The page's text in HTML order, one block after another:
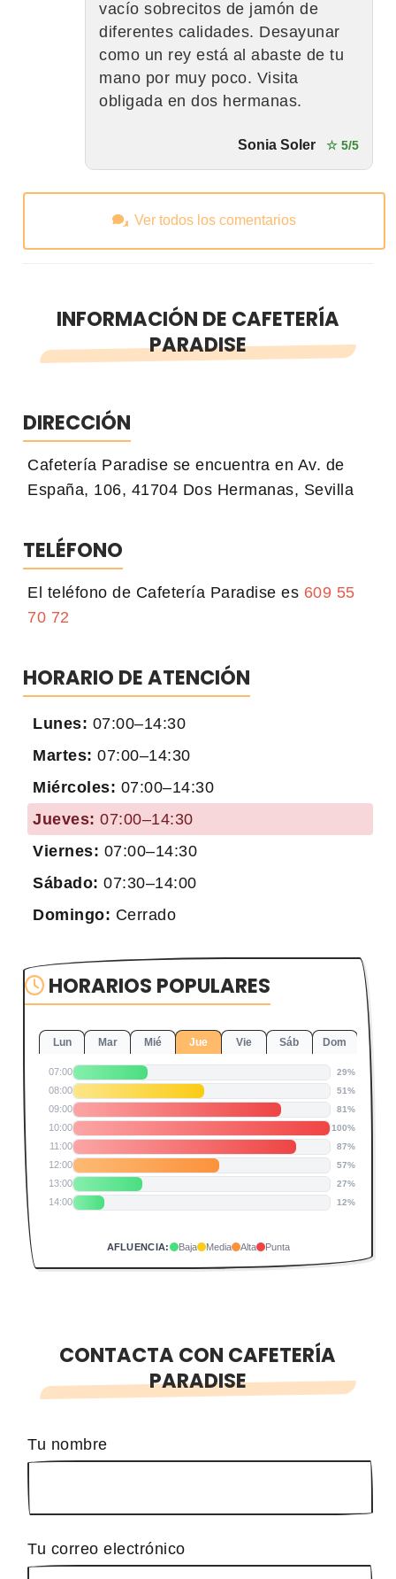
vacío sobrecitos de jamón de
diferentes calidades. Desayunar
como un rey está al abaste de tu
mano por muy poco. Visita
obligada en dos hermanas.
Sonia Soler ☆ 5/5
Ver todos los comentarios
INFORMACIÓN DE CAFETERÍA
PARADISE
DIRECCIÓN
Cafetería Paradise se encuentra en Av. de
España, 106, 41704 Dos Hermanas, Sevilla
TELÉFONO
El teléfono de Cafetería Paradise es 609 55
70 72
HORARIO DE ATENCIÓN
Lunes: 07:00–14:30
Martes: 07:00–14:30
Miércoles: 07:00–14:30
Jueves: 07:00–14:30
Viernes: 07:00–14:30
Sábado: 07:30–14:00
Domingo: Cerrado
HORARIOS POPULARES
Lun Mar Mié Jue Vie Sáb Dom
07:00 29%
08:00 51%
09:00 81%
10:00 100%
11:00 87%
12:00 57%
13:00 27%
14:00 12%
AFLUENCIA: Baja Media Alta Punta
CONTACTA CON CAFETERÍA
PARADISE
Tu nombre
Tu correo electrónico